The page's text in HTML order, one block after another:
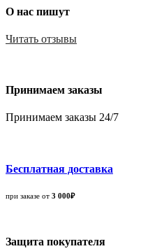
О нас пишут
Читать отзывы
Принимаем заказы
Принимаем заказы 24/7
Бесплатная доставка
при заказе от 3 000₽
Защита покупателя